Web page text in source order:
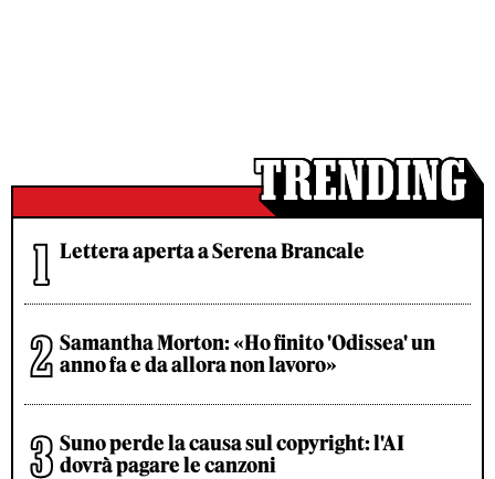
Lettera aperta a Serena Brancale
Samantha Morton: «Ho finito 'Odissea' un
anno fa e da allora non lavoro»
Suno perde la causa sul copyright: l'AI
dovrà pagare le canzoni